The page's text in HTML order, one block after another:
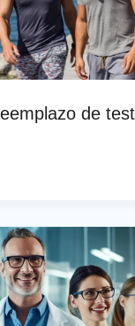
de